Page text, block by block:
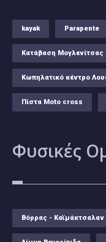
kayak Parapente
Κατάβαση
Κωπηλατικό κέντρο
Πίστα Moto cross
Φυσικές
Βόρρας - Καϊμάκτσαλαν